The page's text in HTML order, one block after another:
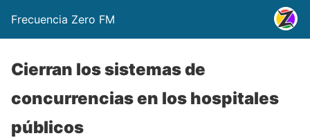
Frecuencia Zero FM
Cierran los sistemas de
concurrencias en los hospitales
públicos